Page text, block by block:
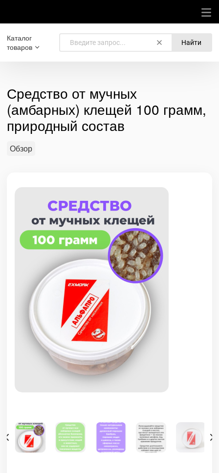
Каталог
товаров
Найти
Средство от мучных
(амбарных) клещей 100 грамм,
природный состав
Обзор